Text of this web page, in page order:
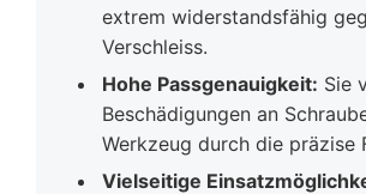
extrem widerstandsfähig
Verschleiss.
Hohe Passgenauigkeit: Sie
Beschädigungen an
Werkzeug durch die präzise
Vielseitige